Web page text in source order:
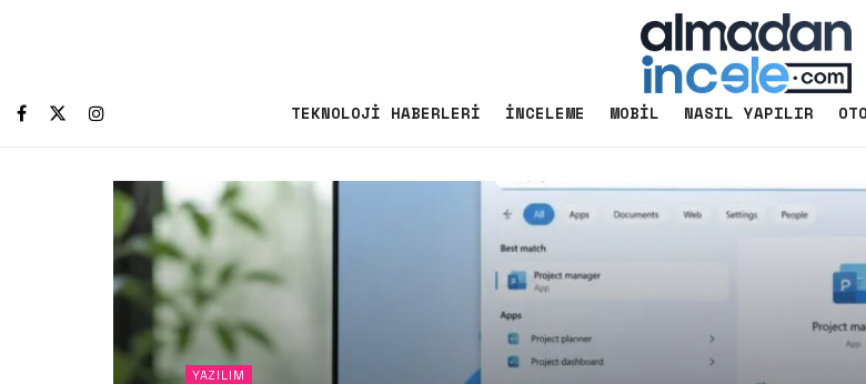
TEKNOLOJI HABERLERI İNCELEME MOBIL NASIL YAPILIR
YAZILIM